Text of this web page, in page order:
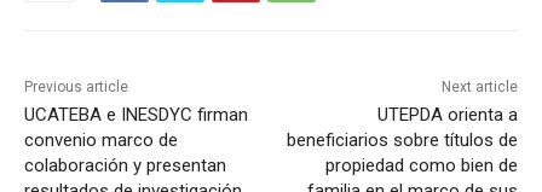
Previous article
UCATEBA e INESDYC firman
convenio marco de
colaboración y presentan
Next article
UTEPDA orienta a
beneficiarios sobre títulos de
propiedad como bien de